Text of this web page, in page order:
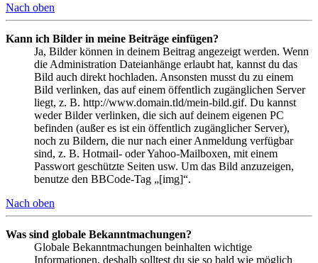
Nach oben
Kann ich Bilder in meine Beiträge einfügen?
Ja, Bilder können in deinem Beitrag angezeigt werden. Wenn
die Administration Dateianhänge erlaubt hat, kannst du das
Bild auch direkt hochladen. Ansonsten musst du zu einem
Bild verlinken, das auf einem öffentlich zugänglichen Server
liegt, z. B. http://www.domain.tld/mein-bild.gif. Du kannst
weder Bilder verlinken, die sich auf deinem eigenen PC
befinden (außer es ist ein öffentlich zugänglicher Server),
noch zu Bildern, die nur nach einer Anmeldung verfügbar
sind, z. B. Hotmail- oder Yahoo-Mailboxen, mit einem
Passwort geschützte Seiten usw. Um das Bild anzuzeigen,
benutze den BBCode-Tag „[img]“.
Nach oben
Was sind globale Bekanntmachungen?
Globale Bekanntmachungen beinhalten wichtige
Informationen, deshalb solltest du sie so bald wie möglich